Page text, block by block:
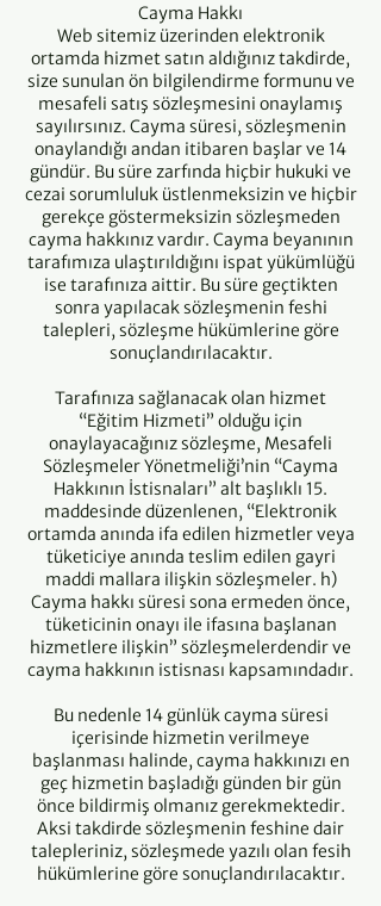
Cayma Hakkı
Web sitemiz üzerinden elektronik
ortamda hizmet satın aldığınız takdirde,
size sunulan ön bilgilendirme formunu ve
mesafeli satış sözleşmesini onaylamış
sayılırsınız. Cayma süresi, sözleşmenin
onaylandığı andan itibaren başlar ve 14
gündür. Bu süre zarfında hiçbir hukuki ve
cezai sorumluluk üstlenmeksizin ve hiçbir
gerekçe göstermeksizin sözleşmeden
cayma hakkınız vardır. Cayma beyanının
tarafımıza ulaştırıldığını ispat yükümlüğü
ise tarafınıza aittir. Bu süre geçtikten
sonra yapılacak sözleşmenin feshi
talepleri, sözleşme hükümlerine göre
sonuçlandırılacaktır.
Tarafınıza sağlanacak olan hizmet
“Eğitim Hizmeti” olduğu için
onaylayacağınız sözleşme, Mesafeli
Sözleşmeler Yönetmeliği’nin “Cayma
Hakkının İstisnaları” alt başlıklı 15.
maddesinde düzenlenen, “Elektronik
ortamda anında ifa edilen hizmetler veya
tüketiciye anında teslim edilen gayri
maddi mallara ilişkin sözleşmeler. h)
Cayma hakkı süresi sona ermeden önce,
tüketicinin onayı ile ifasına başlanan
hizmetlere ilişkin” sözleşmelerdendir ve
cayma hakkının istisnası kapsamındadır.
Bu nedenle 14 günlük cayma süresi
içerisinde hizmetin verilmeye
başlanması halinde, cayma hakkınızı en
geç hizmetin başladığı günden bir gün
önce bildirmiş olmanız gerekmektedir.
Aksi takdirde sözleşmenin feshine dair
talepleriniz, sözleşmede yazılı olan fesih
hükümlerine göre sonuçlandırılacaktır.